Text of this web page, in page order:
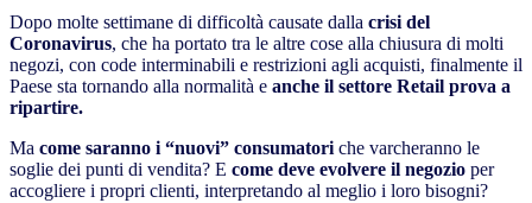
Dopo molte settimane di difficoltà causate dalla crisi del
Coronavirus, che ha portato tra le altre cose alla chiusura di molti
negozi, con code interminabili e restrizioni agli acquisti, finalmente il
Paese sta tornando alla normalità e anche il settore Retail prova a
ripartire.
Ma come saranno i “nuovi” consumatori che varcheranno le
soglie dei punti di vendita? E come deve evolvere il negozio per
accogliere i propri clienti, interpretando al meglio i loro bisogni?